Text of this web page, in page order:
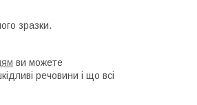
зразки.
ви можете
речовини і що всі